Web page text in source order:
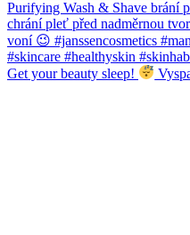
Get your beauty sleep!